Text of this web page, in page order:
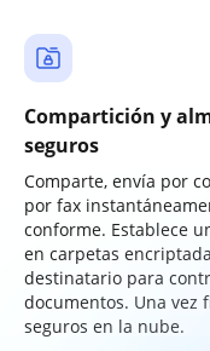
Compartición y
seguros
Comparte, envía por
por fax
conforme. Establece
en carpetas
destinatario para
documentos. Una vez
seguros en la nube.